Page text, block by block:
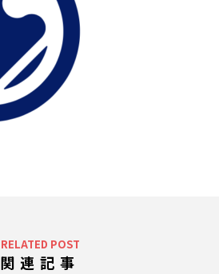
ブログ
お客様の声
アクセス
RELATED POST
関連記事